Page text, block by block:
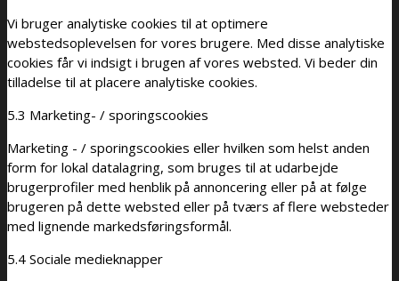
Vi bruger analytiske cookies til at optimere
webstedsoplevelsen for vores brugere. Med disse analytiske
cookies får vi indsigt i brugen af ​​vores websted. Vi beder din
tilladelse til at placere analytiske cookies.
5.3 Marketing- / sporingscookies
Marketing - / sporingscookies eller hvilken som helst anden
form for lokal datalagring, som bruges til at udarbejde
brugerprofiler med henblik på annoncering eller på at følge
brugeren på dette websted eller på tværs af flere websteder
med lignende markedsføringsformål.
5.4 Sociale medieknapper